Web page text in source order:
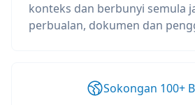
konteks dan berbunyi semula
perbualan, dokumen dan
Sokongan 100+